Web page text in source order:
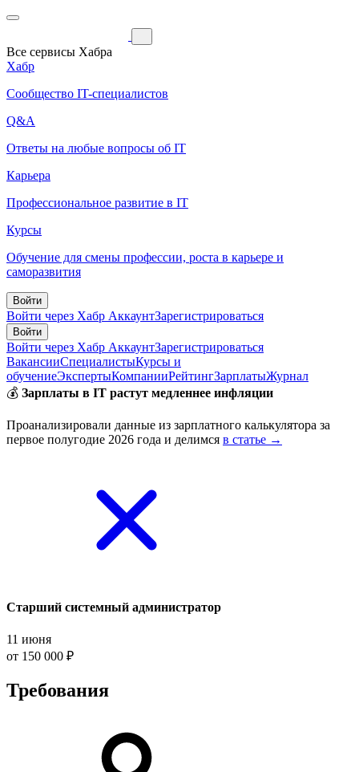
Все сервисы Хабра
Хабр
Сообщество IT-специалистов
Q&A
Ответы на любые вопросы об IT
Карьера
Профессиональное развитие в IT
Курсы
Обучение для смены профессии, роста в карьере и
саморазвития
Войти
Войти через Хабр АккаунтЗарегистрироваться
Войти
Войти через Хабр АккаунтЗарегистрироваться
ВакансииСпециалистыКурсы и
обучениеЭкспертыКомпанииРейтингЗарплатыЖурнал
💰 Зарплаты в IT растут медленнее инфляции
Проанализировали данные из зарплатного калькулятора за
первое полугодие 2026 года и делимся в статье →
Старший системный администратор
11 июня
от 150 000 ₽
Требования